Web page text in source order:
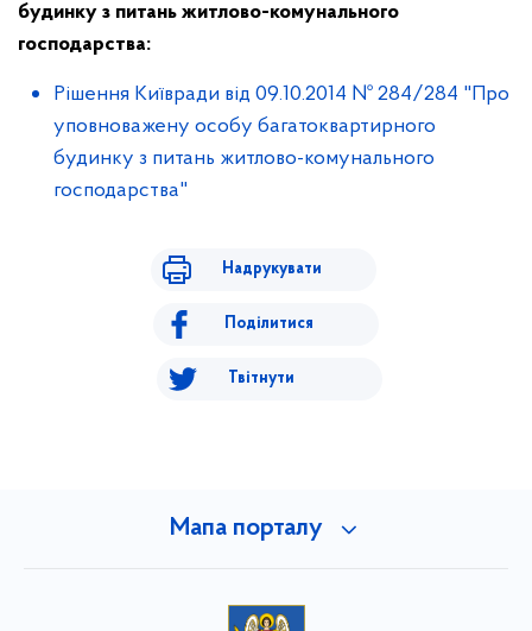
будинку з питань житлово-комунального
господарства:
Рішення Київради від 09.10.2014 № 284/284 "Про
уповноважену особу багатоквартирного
будинку з питань житлово-комунального
господарства"
Надрукувати
Поділитися
Твітнути
Мапа порталу